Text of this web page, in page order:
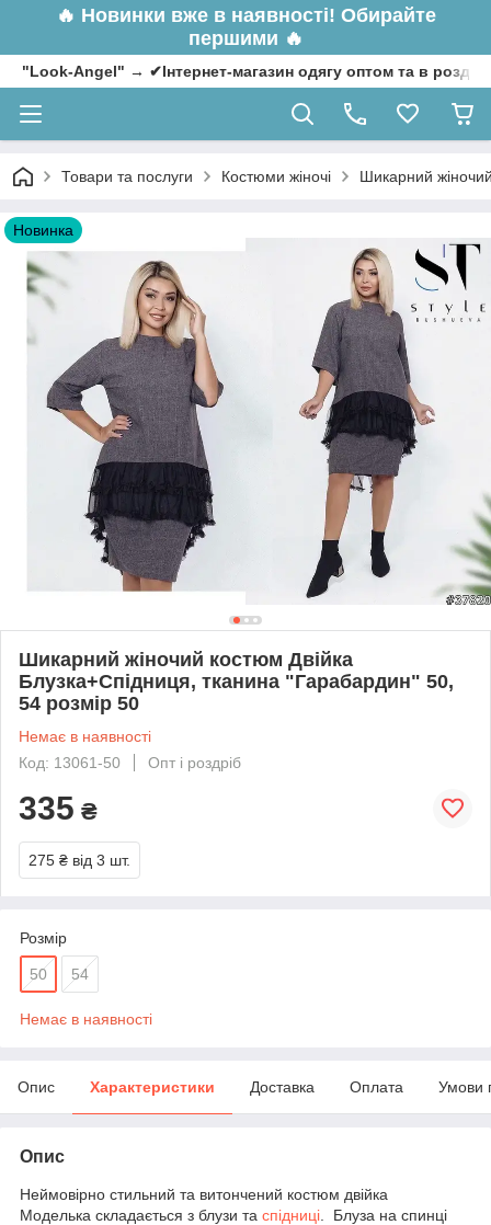
🔥 Новинки вже в наявності! Обирайте
першими 🔥
"Look-Angel" → ✔Інтернет-магазин одягу оптом та в
Товари та послуги Костюми жіночі Шикарний
Новинка
Шикарний жіночий костюм Двійка
Блузка+Спідниця, тканина "Гарабардин" 50,
54 розмір 50
Немає в наявності
Код: 13061-50
Опт і роздріб
335 ₴
275 ₴ від 3 шт.
Розмір
50 54
Немає в наявності
Опис Характеристики Доставка Оплата Умови
Опис
Неймовірно стильний та витончений костюм двійка
Моделька складається з блузи та спідниці . Блуза на спинці